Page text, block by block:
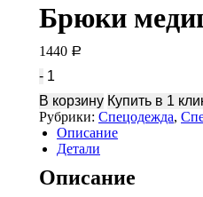
Брюки
1440 Р
Количество
медицинские
Кэт
т.серый
В корзину Купить в 1
Рубрики: Спецодежда,
Описание
Детали
Описание